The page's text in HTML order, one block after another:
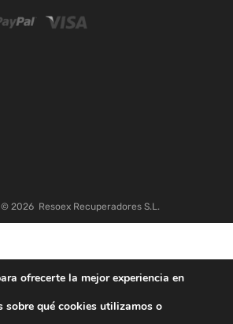
© 2026 Resoex Recuperadores S.L.
ofrecerte la mejor experiencia en
sobre qué cookies utilizamos o